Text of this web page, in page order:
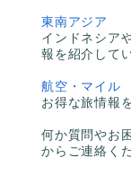
東南アジア
インドネシア
報を紹介して
航空・マイル
お得な旅情報
何か質問やお
からご連絡く